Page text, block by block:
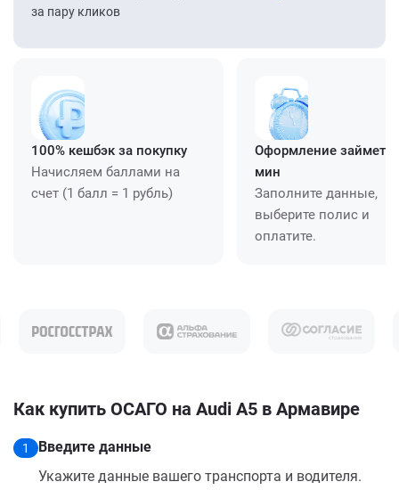
за пару кликов
100% кешбэк за покупку
Начисляем баллами на
счет (1 балл = 1 рубль)
Оформление займет
мин
Заполните данные,
выберите полис и
оплатите.
Как купить ОСАГО на Audi A5 в Армавире
1
Введите данные
Укажите данные вашего транспорта и водителя.